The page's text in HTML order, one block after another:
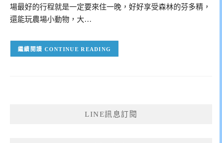
場最好的行程就是一定要來住一晚，好好享受森林的芬多精，
還能玩農場小動物，大…
CONTINUE READING
LINE訊息訂閱